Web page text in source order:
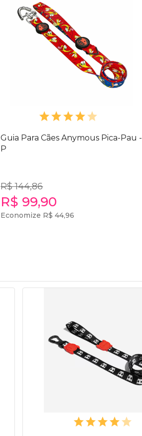
Guia Para Cães Anymous Pica-Pau -
P
R$ 144,86
R$ 99,90
Economize R$ 44,96